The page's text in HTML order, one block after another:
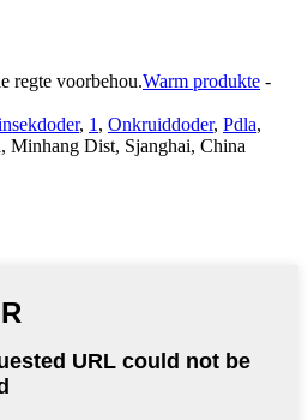
regte voorbehou.Warm produkte -
, 1 , Onkruiddoder, Pdla,
Minhang Dist, Sjanghai, China